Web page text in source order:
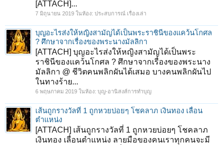
[ATTACH]...
7 มิถุนายน 2019 ในห้อง: ประสบการณ์ เรื่องเล่า
บุญอะไรส่งให้หญิงสามัญได้เป็นพระราชินีของแคว้นโกศล
? ศึกษาจากเรื่องของพระนางมัลลิกา
[ATTACH] บุญอะไรส่งให้หญิงสามัญได้เป็นพระ
ราชินีของแคว้นโกศล ? ศึกษาจากเรื่องของพระนาง
มัลลิกา @ ชีวิตคนพลิกผันได้เสมอ บางคนพลิกผันไป
ในทางร้าย...
6 พฤษภาคม 2019 ในห้อง: บุญ-อานิสงส์การทำบุญ
เส้นถูกรางวัลที่ 1 ถูกหวยบ่อยๆ โชคลาภ เงินทอง เลื่อน
ตำแหน่ง
[ATTACH] เส้นถูกรางวัลที่ 1 ถูกหวยบ่อยๆ โชคลาภ
เงินทอง เลื่อนตำแหน่ง ลายมือของคนเราทุกคนจะมี